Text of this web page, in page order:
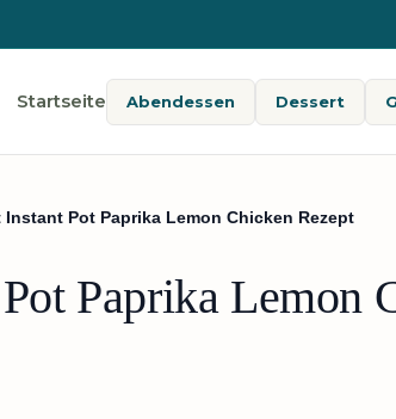
Startseite Abendessen Dessert
Pot Paprika Lemon Chicken Rezept
Paprika Lemon